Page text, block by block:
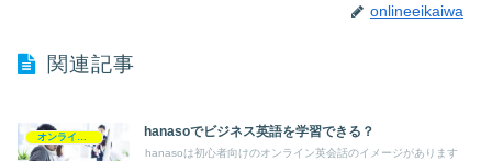
onlineeikaiwa
関連記事
オンライン英会話スクール情報 hanasoでビジネス英語を学習できる？
hanasoは初心者向けのオンライン英会話のイメージがあります